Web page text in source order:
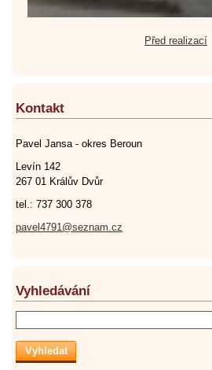
Před realizací
Kontakt
Pavel Jansa - okres Beroun
Levín 142
267 01 Králův Dvůr
tel.: 737 300 378
pavel4791@seznam.cz
Vyhledávání